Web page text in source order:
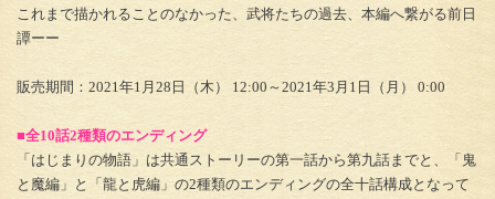
これまで描かれることのなかった、武将たちの過去、本編へ繋がる前日
譚ーー
販売期間：2021年1月28日（木） 12:00～2021年3月1日（月） 0:00
■全10話2種類のエンディング
「はじまりの物語」は共通ストーリーの第一話から第九話までと、「鬼
と魔編」と「龍と虎編」の2種類のエンディングの全十話構成となって